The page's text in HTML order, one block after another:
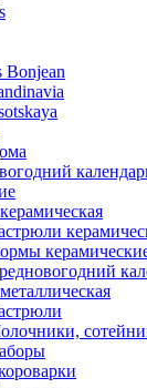
Bonjean